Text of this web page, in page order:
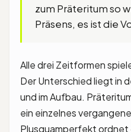
zum Präteritum so
Präsens, es ist die
Alle drei Zeitformen
Der Unterschied liegt in
und im Aufbau.
ein einzelnes
Plusquamperfekt ordnet